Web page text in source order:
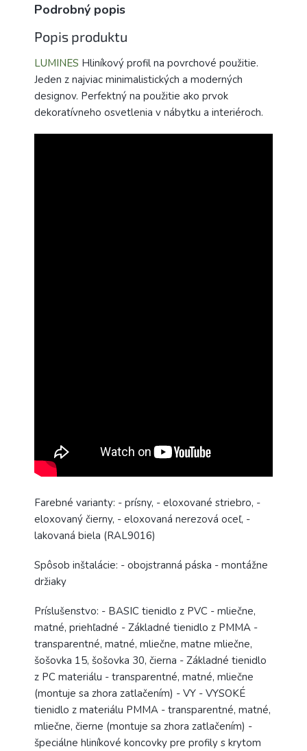
Podrobný popis
Popis produktu
LUMINES Hliníkový profil na povrchové použitie.
Jeden z najviac minimalistických a moderných
designov. Perfektný na použitie ako prvok
dekoratívneho osvetlenia v nábytku a interiéroch.
Farebné varianty: - prísny, - eloxované striebro, -
eloxovaný čierny, - eloxovaná nerezová oceľ, -
lakovaná biela (RAL9016)
Spôsob inštalácie: - obojstranná páska - montážne
držiaky
Príslušenstvo: - BASIC tienidlo z PVC - mliečne,
matné, priehľadné - Základné tienidlo z PMMA -
transparentné, matné, mliečne, matne mliečne,
šošovka 15, šošovka 30, čierna - Základné tienidlo
z PC materiálu - transparentné, matné, mliečne
(montuje sa zhora zatlačením) - VY - VYSOKÉ
tienidlo z materiálu PMMA - transparentné, matné,
mliečne, čierne (montuje sa zhora zatlačením) -
špeciálne hliníkové koncovky pre profily s krytom